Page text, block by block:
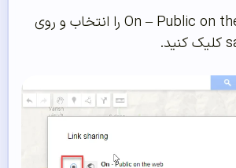
حال گزینه On – Public on the web را انتخاب و روی